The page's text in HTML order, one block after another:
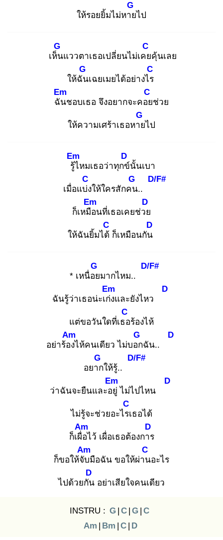
ให้รอยยิ้มไม่หาย
G
ไป
เห็น
G
แววตาเธอเปลี่ยนไม่เคย
C
คุ้นเลย
ให้ฉัน
G
เฉยเมยได้อย่างไร
C
ฉัน
Em
ชอบเธอ จึงอยากจะคอย
C
ช่วย
ให้ความเศร้าเธอหาย
G
ไป
รู้ไ
Em
หมเธอว่าทุกข์
D
นั้นเบา
เมื่อแบ่ง
C
ให้ใครสักคน
G
..
D/F#
ก็เหมือ
Em
นที่เธอเคยช่วย
D
ให้ฉันยิ้มได้
C
ก็เหมือนกัน
D
* เหนื่อย
G
มากไหม..
D/F#
ฉันรู้ว่าเธอน่ะเก่ง
Em
และยังไหว
D
แต่ขอวันใดที่เธอ
C
ร้องไห้
อย่าร้อง
Am
ไห้คนเดียว ไม่บอก
G
ฉัน..
D
อยาก
G
ให้รู้..
D/F#
ว่าฉันจะยืนและอยู่
Em
ไม่ไปไหน
D
ไม่รู้จะช่วยอะไรเ
C
ธอได้
ก็เผื่อ
Am
ไว้ เผื่อเธอต้องการ
D
ก็ขอให้จับ
Am
มือฉัน ขอให้ผ่าน
C
อะไร
ไปด้วยกัน
D
อย่าเสียใจคนเดียว
INSTRU : G | C | G | C
Am | Bm | C | D